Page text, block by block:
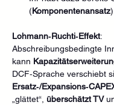
(Komponentenansatz).
Lohmann‑Ruchti‑Effekt:
Abschreibungsbedingte
kann
DCF‑Sprache verschiebt
Ersatz‑/
„glättet“, überschätzt TV